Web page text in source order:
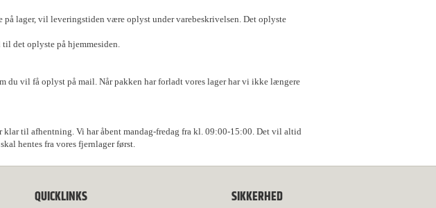
lager, vil leveringstiden være oplyst under varebeskrivelsen. Det oplyste
det oplyste på hjemmesiden.
du vil få oplyst på mail. Når pakken har forladt vores lager har vi ikke længere
klar til afhentning. Vi har åbent mandag-fredag fra kl. 09:00-15:00. Det vil altid
hentes fra vores fjernlager først.
QUICKLINKS SIKKERHED